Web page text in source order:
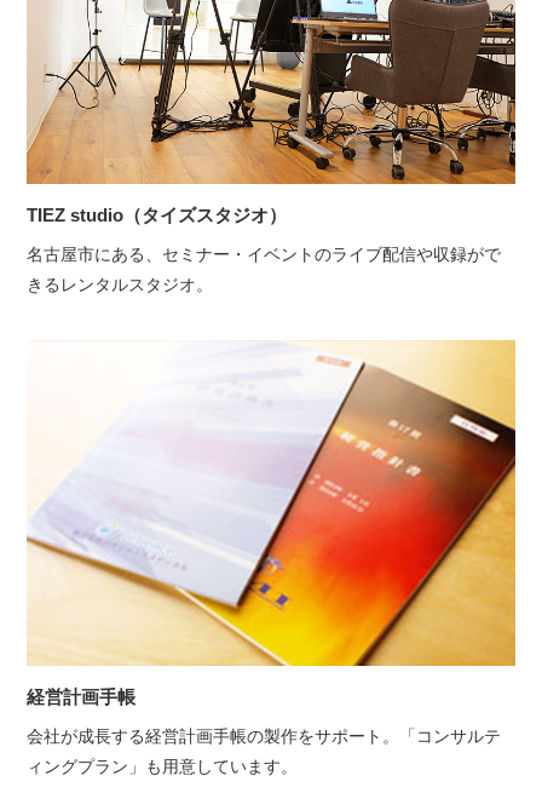
TIEZ studio（タイズスタジオ）
名古屋市にある、セミナー・イベントのライブ配信や収録がで
きるレンタルスタジオ。
経営計画手帳
会社が成長する経営計画手帳の製作をサポート。「コンサルテ
ィングプラン」も用意しています。